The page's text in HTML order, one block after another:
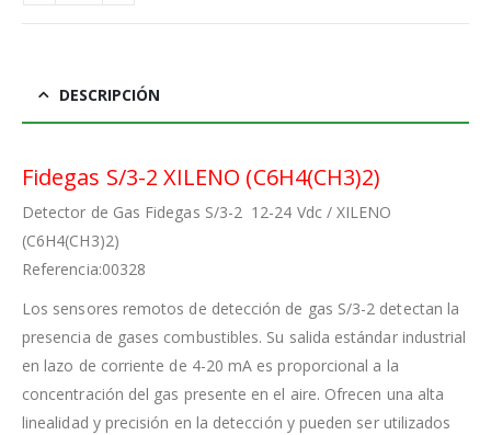
DESCRIPCIÓN
Fidegas S/3-2 XILENO (C6H4(CH3)2)
Detector de Gas Fidegas S/3-2 12-24 Vdc / XILENO
(C6H4(CH3)2)
Referencia:00328
Los sensores remotos de detección de gas S/3-2 detectan la
presencia de gases combustibles. Su salida estándar industrial
en lazo de corriente de 4-20 mA es proporcional a la
concentración del gas presente en el aire. Ofrecen una alta
linealidad y precisión en la detección y pueden ser utilizados